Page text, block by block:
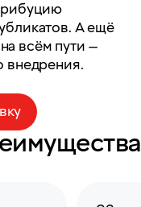
А ещё
всём пути —
внедрения.